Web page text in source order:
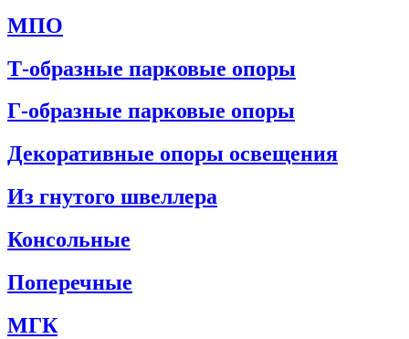
МПО
Т-образные парковые опоры
Г-образные парковые опоры
Декоративные опоры освещения
Из гнутого швеллера
Консольные
Поперечные
МГК